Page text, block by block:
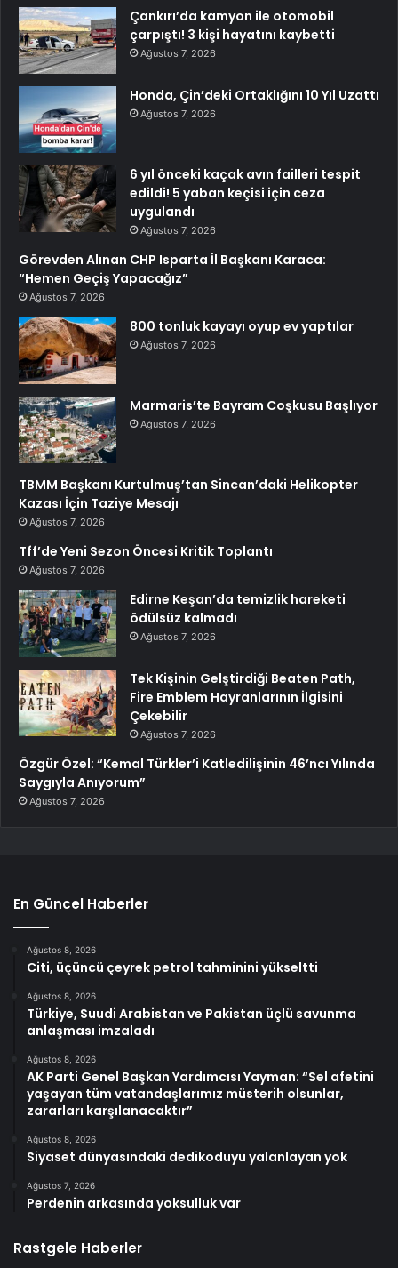
Çankırı’da kamyon ile otomobil
çarpıştı! 3 kişi hayatını kaybetti
Ağustos 7, 2026
Honda, Çin’deki Ortaklığını 10 Yıl Uzattı
Ağustos 7, 2026
6 yıl önceki kaçak avın failleri tespit
edildi! 5 yaban keçisi için ceza
uygulandı
Ağustos 7, 2026
Görevden Alınan CHP Isparta İl Başkanı Karaca:
“Hemen Geçiş Yapacağız”
Ağustos 7, 2026
800 tonluk kayayı oyup ev yaptılar
Ağustos 7, 2026
Marmaris’te Bayram Coşkusu Başlıyor
Ağustos 7, 2026
TBMM Başkanı Kurtulmuş’tan Sincan’daki Helikopter
Kazası İçin Taziye Mesajı
Ağustos 7, 2026
Tff’de Yeni Sezon Öncesi Kritik Toplantı
Ağustos 7, 2026
Edirne Keşan’da temizlik hareketi
ödülsüz kalmadı
Ağustos 7, 2026
Tek Kişinin Gelştirdiği Beaten Path,
Fire Emblem Hayranlarının İlgisini
Çekebilir
Ağustos 7, 2026
Özgür Özel: “Kemal Türkler’i Katledilişinin 46’ncı Yılında
Saygıyla Anıyorum”
Ağustos 7, 2026
En Güncel Haberler
Ağustos 8, 2026
Citi, üçüncü çeyrek petrol tahminini yükseltti
Ağustos 8, 2026
Türkiye, Suudi Arabistan ve Pakistan üçlü savunma
anlaşması imzaladı
Ağustos 8, 2026
AK Parti Genel Başkan Yardımcısı Yayman: “Sel afetini
yaşayan tüm vatandaşlarımız müsterih olsunlar,
zararları karşılanacaktır”
Ağustos 8, 2026
Siyaset dünyasındaki dedikoduyu yalanlayan yok
Ağustos 7, 2026
Perdenin arkasında yoksulluk var
Rastgele Haberler